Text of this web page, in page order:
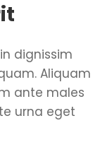
dignissim
Aliquam
ante males
urna eget